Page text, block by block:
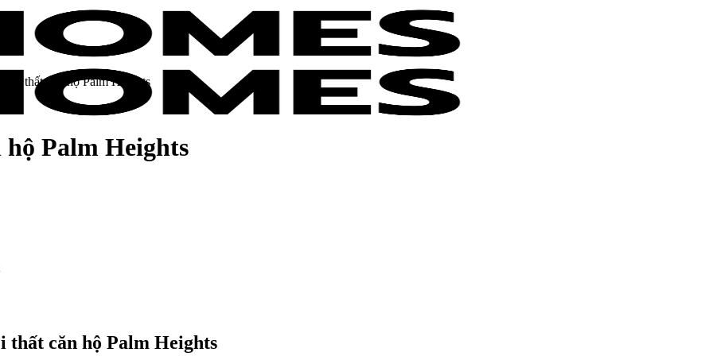
nội thất căn hộ Palm Heights
Palm Heights
thất căn hộ Palm Heights